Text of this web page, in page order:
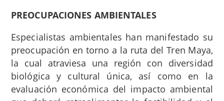
PREOCUPACIONES AMBIENTALES
Especialistas ambientales han manifestado su
preocupación en torno a la ruta del Tren Maya,
la cual atraviesa una región con diversidad
biológica y cultural única, así como en la
evaluación económica del impacto ambiental